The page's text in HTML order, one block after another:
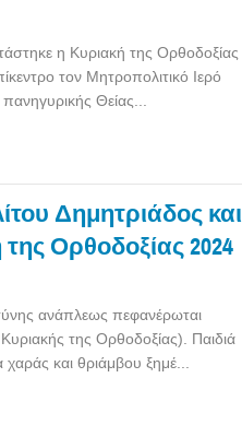
η Κυριακή της Ορθοδοξίας
τον Μητροπολιτικό Ιερό
Θείας...
Δημητριάδος και
Ορθοδοξίας 2024
ανάπλεως πεφανέρωται
της Ορθοδοξίας). Παιδιά
και θριάμβου ξημέ...